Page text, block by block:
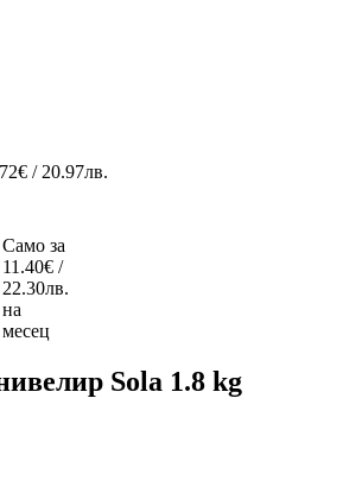
/ 20.97лв.
Само за
11.40€ /
22.30лв.
на
месец
Sola 1.8 kg